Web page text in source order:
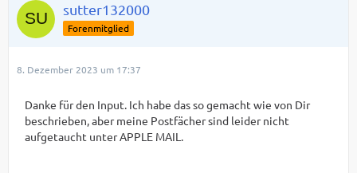
sutter132000
Forenmitglied
8. Dezember 2023 um 17:37
Danke für den Input. Ich habe das so gemacht wie von Dir
beschrieben, aber meine Postfächer sind leider nicht
aufgetaucht unter APPLE MAIL.